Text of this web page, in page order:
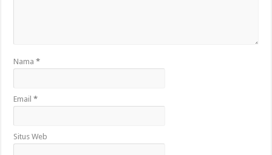
Nama*
Email*
Situs Web